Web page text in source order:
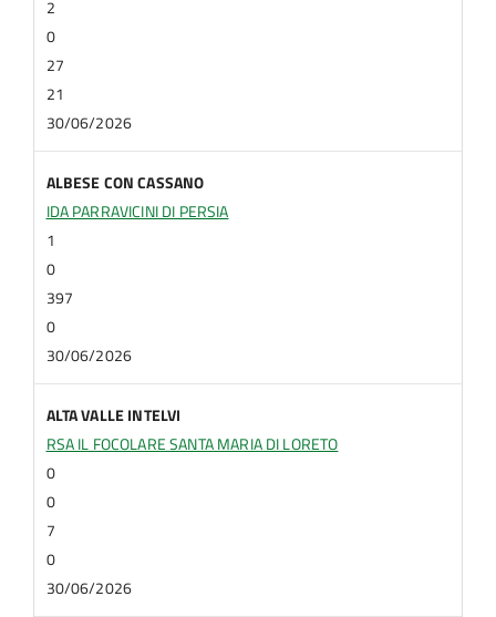
2
0
27
21
30/06/2026
ALBESE CON CASSANO
IDA PARRAVICINI DI PERSIA
1
0
397
0
30/06/2026
ALTA VALLE INTELVI
RSA IL FOCOLARE SANTA MARIA DI LORETO
0
0
7
0
30/06/2026